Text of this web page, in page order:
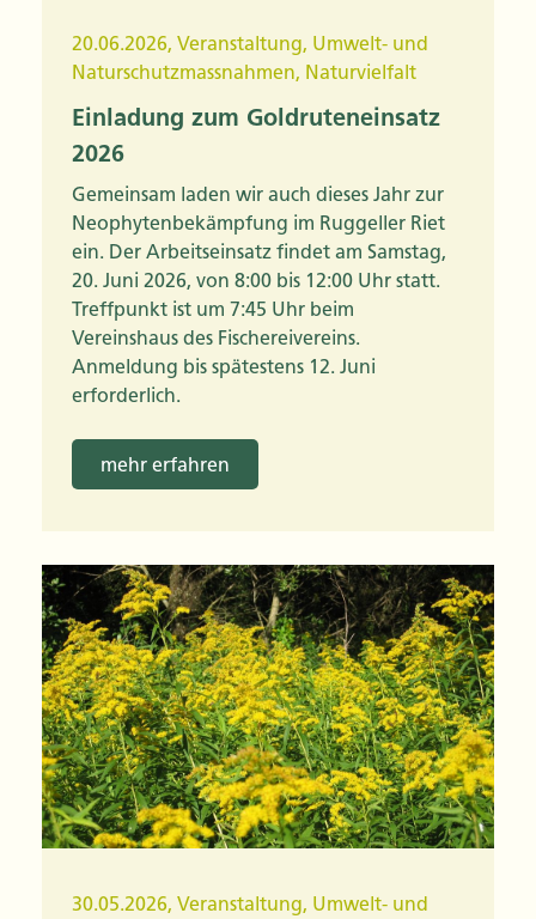
20.06.2026, Veranstaltung, Umwelt- und
Naturschutzmassnahmen, Naturvielfalt
Einladung zum Goldruteneinsatz
2026
Gemeinsam laden wir auch dieses Jahr zur
Neophytenbekämpfung im Ruggeller Riet
ein. Der Arbeitseinsatz findet am Samstag,
20. Juni 2026, von 8:00 bis 12:00 Uhr statt.
Treffpunkt ist um 7:45 Uhr beim
Vereinshaus des Fischereivereins.
Anmeldung bis spätestens 12. Juni
erforderlich.
mehr erfahren
30.05.2026, Veranstaltung, Umwelt- und